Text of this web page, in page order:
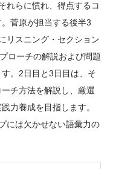
れらに慣れ、得点するコ
菅原が担当する後半3
リスニング・セクション
ローチの解説および問題
。2日目と3日目は、そ
チ方法を解説し、厳選
力養成を目指します。
には欠かせない語彙力の